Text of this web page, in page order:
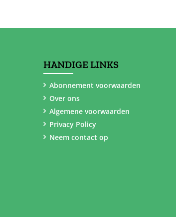
HANDIGE LINKS
Abonnement voorwaarden
Over ons
Algemene voorwaarden
Privacy Policy
Neem contact op